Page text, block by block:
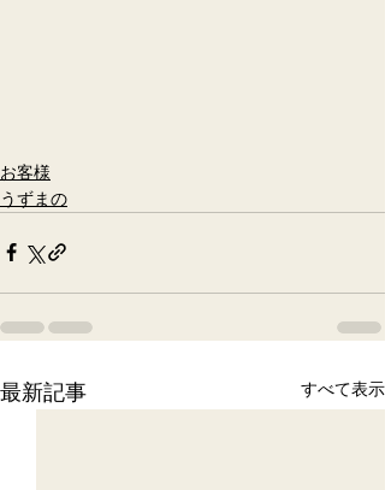
お客様
うずまの
最新記事 すべて表示